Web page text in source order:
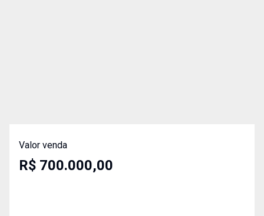
Valor venda
R$ 700.000,00